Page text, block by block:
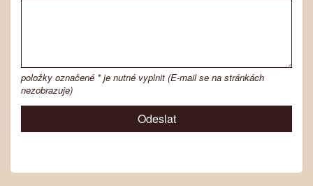
položky označené * je nutné vyplnit (E-mail se na stránkách
nezobrazuje)